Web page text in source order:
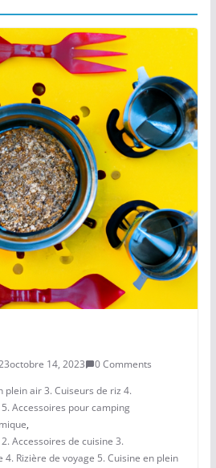
octobre 14, 2023
0 Comments
plein air 3. Cuiseurs de riz 4.
Accessoires pour camping
,
Accessoires de cuisine 3.
Rizière de voyage 5. Cuisine en plein